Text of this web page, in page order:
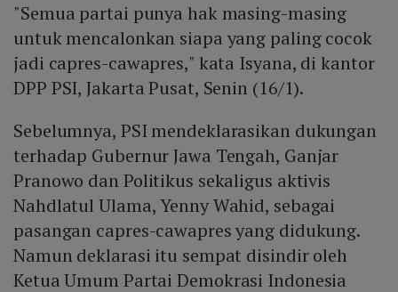
"Semua partai punya hak masing-masing
untuk mencalonkan siapa yang paling cocok
jadi capres-cawapres," kata Isyana, di kantor
DPP PSI, Jakarta Pusat, Senin (16/1).
Sebelumnya, PSI mendeklarasikan dukungan
terhadap Gubernur Jawa Tengah, Ganjar
Pranowo dan Politikus sekaligus aktivis
Nahdlatul Ulama, Yenny Wahid, sebagai
pasangan capres-cawapres yang didukung.
Namun deklarasi itu sempat disindir oleh
Ketua Umum Partai Demokrasi Indonesia